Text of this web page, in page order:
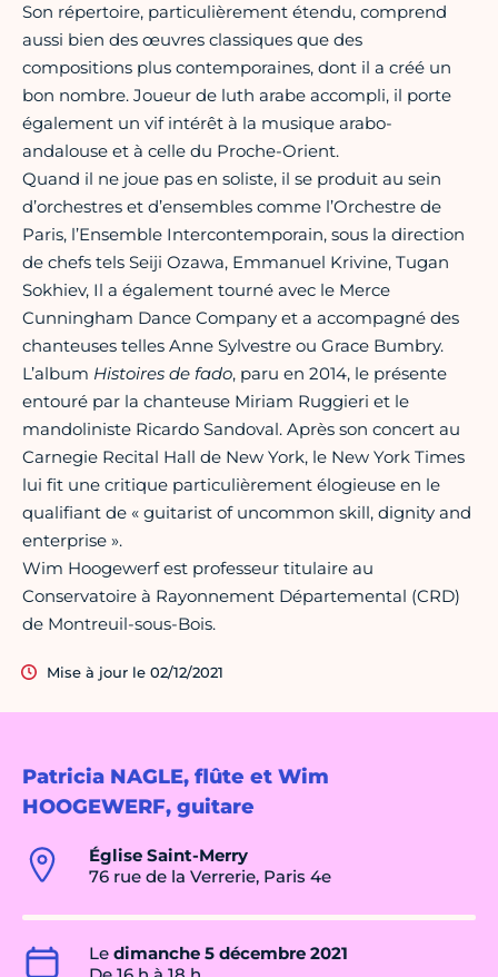
Patricia NAGLE, flûte et Wim
HOOGEWERF, guitare
Église Saint-Merry
76 rue de la Verrerie, Paris 4e
Le dimanche 5 décembre 2021
Son répertoire, particulièrement étendu, comprend
aussi bien des œuvres classiques que des
compositions plus contemporaines, dont il a créé un
bon nombre. Joueur de luth arabe accompli, il porte
également un vif intérêt à la musique arabo-
andalouse et à celle du Proche-Orient.
Quand il ne joue pas en soliste, il se produit au sein
d’orchestres et d’ensembles comme l’Orchestre de
Paris, l’Ensemble Intercontemporain, sous la direction
de chefs tels Seiji Ozawa, Emmanuel Krivine, Tugan
Sokhiev, Il a également tourné avec le Merce
Cunningham Dance Company et a accompagné des
chanteuses telles Anne Sylvestre ou Grace Bumbry.
L’album Histoires de fado, paru en 2014, le présente
entouré par la chanteuse Miriam Ruggieri et le
mandoliniste Ricardo Sandoval. Après son concert au
Carnegie Recital Hall de New York, le New York Times
lui fit une critique particulièrement élogieuse en le
qualifiant de « guitarist of uncommon skill, dignity and
enterprise ».
Wim Hoogewerf est professeur titulaire au
Conservatoire à Rayonnement Départemental (CRD)
de Montreuil-sous-Bois.
Mise à jour le 02/12/2021